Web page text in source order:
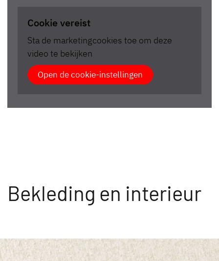
Cookie vereist
Sta de marketingcookies toe om deze
video te bekijken
Open de cookie-instellingen
Bekleding en interieur